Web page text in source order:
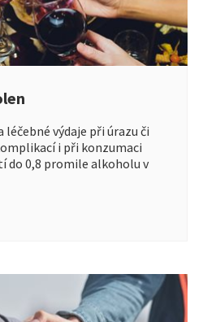
léčebné výdaje při úrazu či
i při konzumaci
do 0,8 promile alkoholu v